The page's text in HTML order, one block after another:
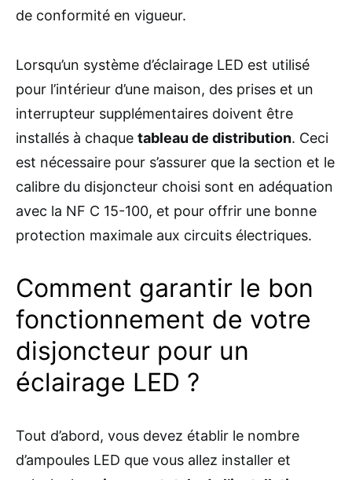
de conformité en vigueur.
Lorsqu’un système d’éclairage LED est utilisé
pour l’intérieur d’une maison, des prises et un
interrupteur supplémentaires doivent être
installés à chaque tableau de distribution. Ceci
est nécessaire pour s’assurer que la section et le
calibre du disjoncteur choisi sont en adéquation
avec la NF C 15-100, et pour offrir une bonne
protection maximale aux circuits électriques.
Comment garantir le bon
fonctionnement de votre
disjoncteur pour un
éclairage LED ?
Tout d’abord, vous devez établir le nombre
d’ampoules LED que vous allez installer et